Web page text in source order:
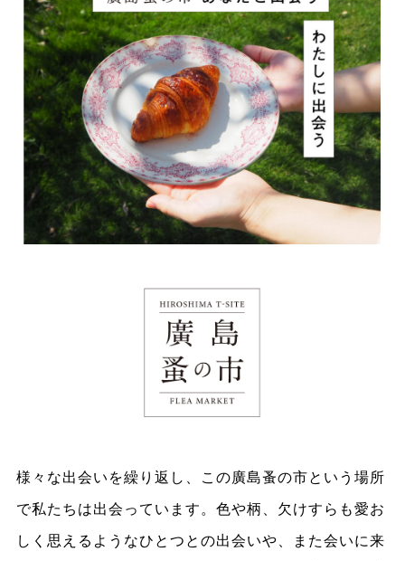
様々な出会いを繰り返し、この廣島蚤の市という場所
で私たちは出会っています。色や柄、欠けすらも愛お
しく思えるようなひとつとの出会いや、また会いに来